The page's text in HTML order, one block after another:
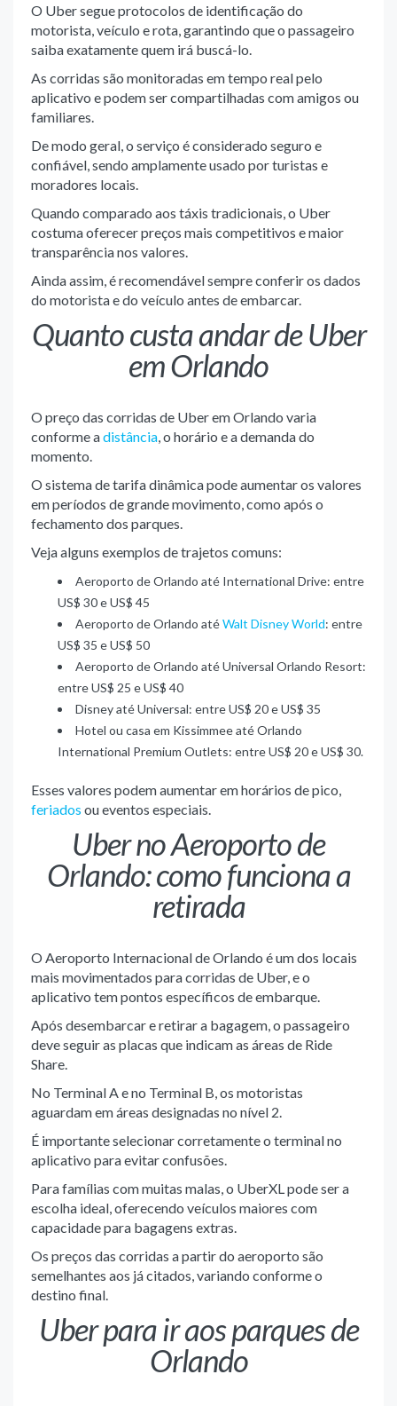
O Uber segue protocolos de identificação do
motorista, veículo e rota, garantindo que o passageiro
saiba exatamente quem irá buscá-lo.
As corridas são monitoradas em tempo real pelo
aplicativo e podem ser compartilhadas com amigos ou
familiares.
De modo geral, o serviço é considerado seguro e
confiável, sendo amplamente usado por turistas e
moradores locais.
Quando comparado aos táxis tradicionais, o Uber
costuma oferecer preços mais competitivos e maior
transparência nos valores.
Ainda assim, é recomendável sempre conferir os dados
do motorista e do veículo antes de embarcar.
Quanto custa andar de Uber
em Orlando
O preço das corridas de Uber em Orlando varia
conforme adistância, o horário e a demanda do
momento.
O sistema de tarifa dinâmica pode aumentar os valores
em períodos de grande movimento, como após o
fechamento dos parques.
Veja alguns exemplos de trajetos comuns:
Aeroporto de Orlando até International Drive: entre
US$ 30 e US$ 45
Aeroporto de Orlando atéWalt Disney World: entre
US$ 35 e US$ 50
Aeroporto de Orlando até Universal Orlando Resort:
entre US$ 25 e US$ 40
Disney até Universal: entre US$ 20 e US$ 35
Hotel ou casa em Kissimmee até Orlando
International Premium Outlets: entre US$ 20 e US$ 30.
Esses valores podem aumentar em horários de pico,
feriados ou eventos especiais.
Uber no Aeroporto de
Orlando: como funciona a
retirada
O Aeroporto Internacional de Orlando é um dos locais
mais movimentados para corridas de Uber, e o
aplicativo tem pontos específicos de embarque.
Após desembarcar e retirar a bagagem, o passageiro
deve seguir as placas que indicam as áreas de Ride
Share.
No Terminal A e no Terminal B, os motoristas
aguardam em áreas designadas no nível 2.
É importante selecionar corretamente o terminal no
aplicativo para evitar confusões.
Para famílias com muitas malas, o UberXL pode ser a
escolha ideal, oferecendo veículos maiores com
capacidade para bagagens extras.
Os preços das corridas a partir do aeroporto são
semelhantes aos já citados, variando conforme o
destino final.
Uber para ir aos parques de
Orlando